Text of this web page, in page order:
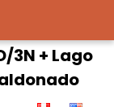
3N + Lago